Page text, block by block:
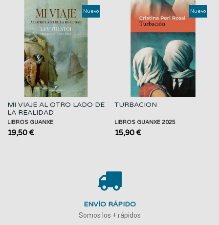
Nuevo
MI VIAJE AL OTRO LADO DE
LA REALIDAD
LIBROS GUANXE
19,50 €
Nuevo
TURBACION
LIBROS GUANXE 2025
15,90 €
ENVÍO RÁPIDO
Somos los + rápidos